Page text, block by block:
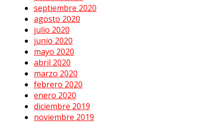
septiembre 2020
agosto 2020
julio 2020
junio 2020
mayo 2020
abril 2020
marzo 2020
febrero 2020
enero 2020
diciembre 2019
noviembre 2019